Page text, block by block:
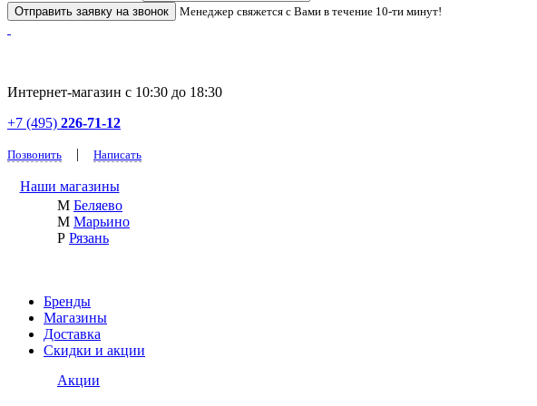
Менеджер свяжется с Вами в течение 10-ти минут!
Интернет-магазин с 10:30 до 18:30
+7 (495) 226-71-12
Позвонить | Написать
Наши магазины
М Беляево
М Марьино
Р Рязань
Бренды
Магазины
Доставка
Скидки и акции
Акции